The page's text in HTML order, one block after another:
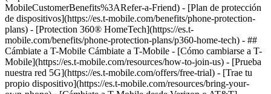
MobileCustomerBenefits%3ARefer-a-Friend) - [Plan de protección
de dispositivos](https://es.t-mobile.com/benefits/phone-protection-
plans) - [Protection 360® HomeTech](https://es.t-
mobile.com/benefits/phone-protection-plans/p360-home-tech) - ##
Cámbiate a T-Mobile Cámbiate a T-Mobile - [Cómo cambiarse a T-
Mobile](https://es.t-mobile.com/resources/how-to-join-us) - [Prueba
nuestra red 5G](https://es.t-mobile.com/offers/free-trial) - [Trae tu
propio dispositivo](https://es.t-mobile.com/resources/bring-your-